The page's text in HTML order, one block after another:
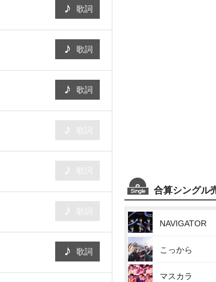
歌詞
歌詞
歌詞
歌詞
合算シングル
NAVIGATOR
こっから
マスカラ